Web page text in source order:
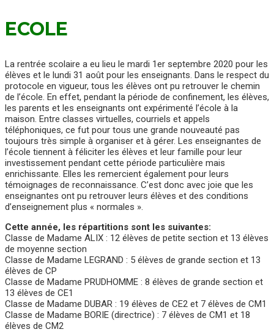
ECOLE
La rentrée scolaire a eu lieu le mardi 1er septembre 2020 pour les
élèves et le lundi 31 août pour les enseignants. Dans le respect du
protocole en vigueur, tous les élèves ont pu retrouver le chemin
de l’école. En effet, pendant la période de confinement, les élèves,
les parents et les enseignants ont expérimenté l’école à la
maison. Entre classes virtuelles, courriels et appels
téléphoniques, ce fut pour tous une grande nouveauté pas
toujours très simple à organiser et à gérer. Les enseignantes de
l’école tiennent à féliciter les élèves et leur famille pour leur
investissement pendant cette période particulière mais
enrichissante. Elles les remercient également pour leurs
témoignages de reconnaissance. C’est donc avec joie que les
enseignantes ont pu retrouver leurs élèves et des conditions
d’enseignement plus « normales ».
Cette année, les répartitions sont les suivantes:
Classe de Madame ALIX : 12 élèves de petite section et 13 élèves
de moyenne section
Classe de Madame LEGRAND : 5 élèves de grande section et 13
élèves de CP
Classe de Madame PRUDHOMME : 8 élèves de grande section et
13 élèves de CE1
Classe de Madame DUBAR : 19 élèves de CE2 et 7 élèves de CM1
Classe de Madame BORIE (directrice) : 7 élèves de CM1 et 18
élèves de CM2